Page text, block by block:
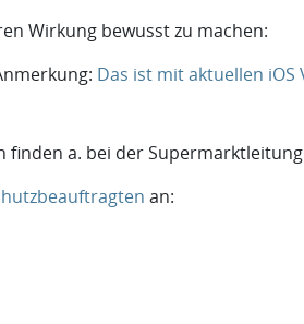
Wirkung bewusst zu machen:
Das ist mit aktuellen
finden a. bei der
an: